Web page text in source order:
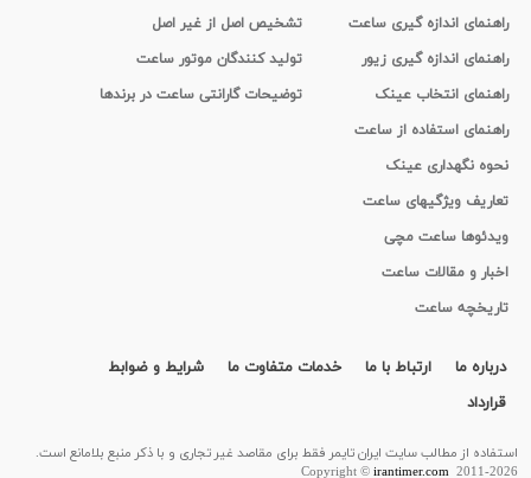
راهنمای اندازه گیری ساعت
راهنمای اندازه گیری زیور
راهنمای انتخاب عینک
راهنمای استفاده از ساعت
نحوه نگهداری عینک
تعاریف ویژگیهای ساعت
ویدئوها ساعت مچی
اخبار و مقالات ساعت
تاریخچه ساعت
تشخیص اصل از غیر اصل
تولید کنندگان موتور ساعت
توضیحات گارانتی ساعت در برندها
درباره ما ارتباط با ما خدمات متفاوت ما
شرایط و ضوابط
قرارداد
استفاده از مطالب سايت ایران تایمر فقط برای مقاصد غیر تجاری و با ذکر منبع بلامانع است.
Copyright ©irantimer.com2011-2026